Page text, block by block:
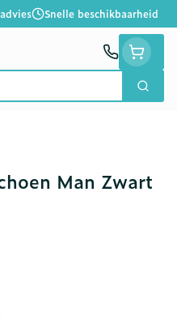
Snelle beschikbaarheid
Zoek
Man Zwart